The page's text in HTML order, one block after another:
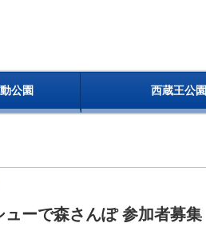
公園 西蔵王公園
ーで森さんぽ 参加者募集